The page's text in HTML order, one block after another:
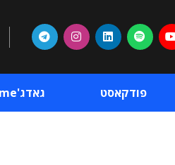
פודקאסט גאדג'Time